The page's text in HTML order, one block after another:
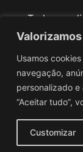
Usamos
navegação,
personalizado e
“Aceitar tudo”,
Customizar
Todos os